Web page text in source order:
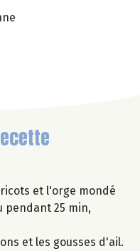
et l'orge mondé
pendant 25 min,
et les gousses d'ail.